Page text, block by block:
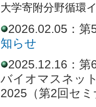
大学寄附分野循環
2026.02.05：
知らせ
2025.12.16：
バイオマスネッ
2025（第2回セ